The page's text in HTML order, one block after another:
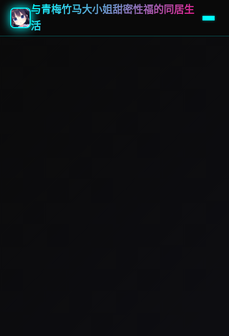
与青梅竹马大小姐甜密性福的同居生
活